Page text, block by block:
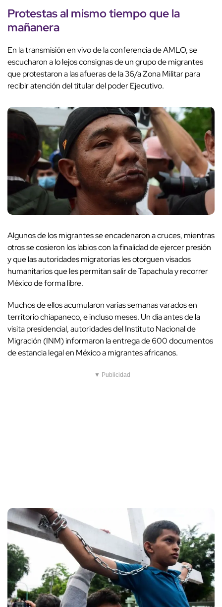
Protestas al mismo tiempo que la
mañanera
En la transmisión en vivo de la conferencia de AMLO,se
escucharon a lo lejos consignas de un grupo de migrantes
que protestaron a las afueras de la 36/a Zona Militar para
recibir atención del titular del poder Ejecutivo.
Algunos de los migrantes se encadenaron a cruces, mientras
otrosse cosieron los labios con la finalidad de ejercer presión
y que las autoridades migratorias les otorguen visados
humanitariosque les permitan salir de Tapachula y recorrer
México de forma libre.
Muchos de ellos acumularon varias semanas varados en
territorio chiapaneco, e incluso meses. Un día antes de la
visita presidencial, autoridades del Instituto Nacional de
Migración (INM)informaron la entrega de 600 documentos
de estancia legal en México a migrantes africanos.
▼ Publicidad